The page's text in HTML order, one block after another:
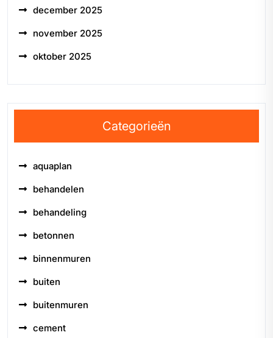
december 2025
november 2025
oktober 2025
Categorieën
aquaplan
behandelen
behandeling
betonnen
binnenmuren
buiten
buitenmuren
cement